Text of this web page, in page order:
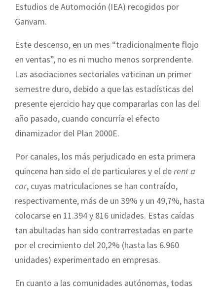
Estudios de Automoción (IEA) recogidos por
Ganvam.
Este descenso, en un mes “tradicionalmente flojo
en ventas”, no es ni mucho menos sorprendente.
Las asociaciones sectoriales vaticinan un primer
semestre duro, debido a que las estadísticas del
presente ejercicio hay que compararlas con las del
año pasado, cuando concurría el efecto
dinamizador del Plan 2000E.
Por canales, los más perjudicado en esta primera
quincena han sido el de particulares y el de rent a
car, cuyas matriculaciones se han contraído,
respectivamente, más de un 39% y un 49,7%, hasta
colocarse en 11.394 y 816 unidades. Estas caídas
tan abultadas han sido contrarrestadas en parte
por el crecimiento del 20,2% (hasta las 6.960
unidades) experimentado en empresas.
En cuanto a las comunidades autónomas, todas